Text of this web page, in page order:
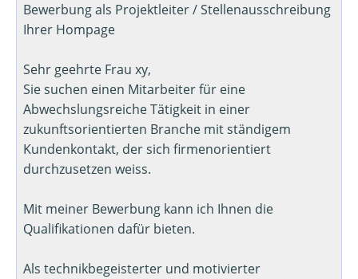
Bewerbung als Projektleiter / Stellenausschreibung
Ihrer Hompage
Sehr geehrte Frau xy,
Sie suchen einen Mitarbeiter für eine
Abwechslungsreiche Tätigkeit in einer
zukunftsorientierten Branche mit ständigem
Kundenkontakt, der sich firmenorientiert
durchzusetzen weiss.
Mit meiner Bewerbung kann ich Ihnen die
Qualifikationen dafür bieten.
Als technikbegeisterter und motivierter